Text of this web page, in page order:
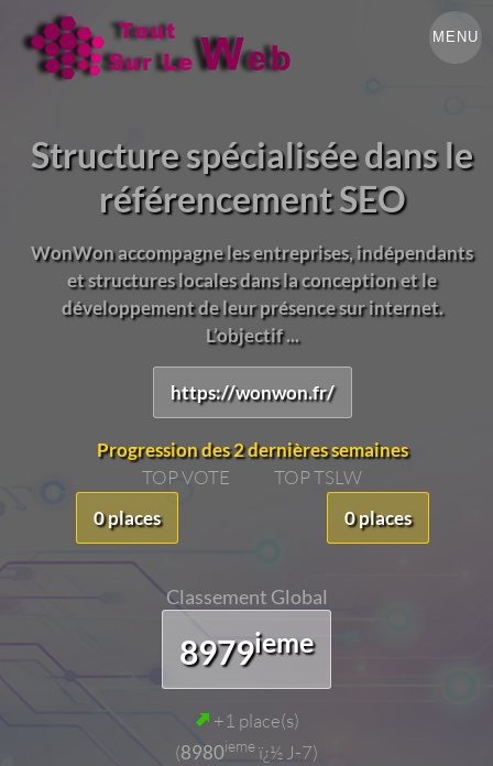
MENU
Structure spécialisée dans le
référencement SEO
WonWon accompagne les entreprises, indépendants
et structures locales dans la conception et le
développement de leur présence sur internet.
L’objectif ...
https://wonwon.fr/
Progression des 2 dernières semaines
TOP VOTE
0 places
TOP TSLW
0 places
Classement Global
8979ieme
+1 place(s)
(8980iemeï¿½ J-7)